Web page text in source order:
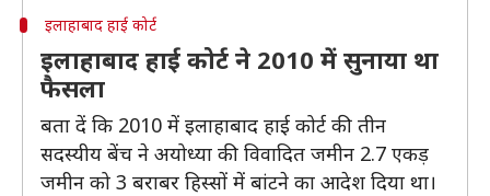
इलाहाबाद हाई कोर्ट
इलाहाबाद हाई कोर्ट ने 2010 में सुनाया था
फैसला
बता दें कि 2010 में इलाहाबाद हाई कोर्ट की तीन
सदस्यीय बेंच ने अयोध्या की विवादित जमीन 2.7 एकड़
जमीन को 3 बराबर हिस्सों में बांटने का आदेश दिया था।